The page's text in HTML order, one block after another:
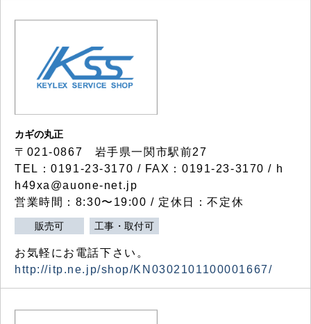
カギの丸正
〒021-0867 岩手県一関市駅前27
TEL：0191-23-3170 / FAX：0191-23-3170 / h
h49xa@auone-net.jp
営業時間：8:30〜19:00 / 定休日：不定休
販売可 工事・取付可
お気軽にお電話下さい。
http://itp.ne.jp/shop/KN0302101100001667/